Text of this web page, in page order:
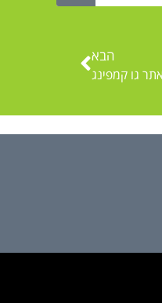
הבא
גו קמפינג